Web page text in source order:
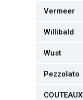
Vermeer
Willibald
Wust
Pezzolato
COUTEAUX